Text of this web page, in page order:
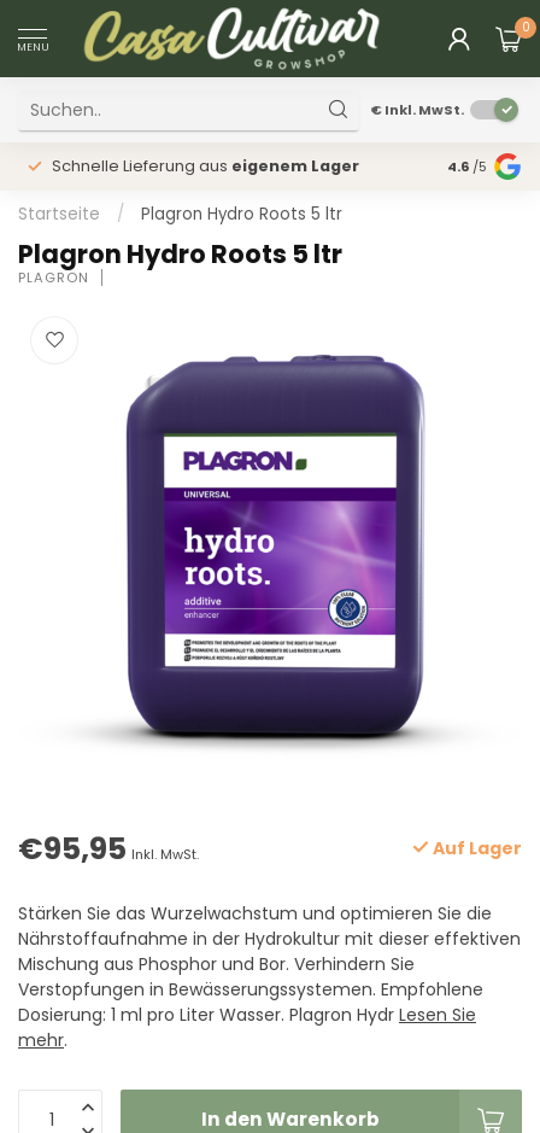
MENU
0
€Inkl. MwSt.
Schnelle Lieferung aus eigenem Lager Physischer
4.6 /5
Startseite / Plagron Hydro Roots 5 ltr
Plagron Hydro Roots 5 ltr
PLAGRON
€95,95 Inkl. MwSt. Auf Lager
Stärken Sie das Wurzelwachstum und optimieren Sie die
Nährstoffaufnahme in der Hydrokultur mit dieser effektiven
Mischung aus Phosphor und Bor. Verhindern Sie
Verstopfungen in Bewässerungssystemen. Empfohlene
Dosierung: 1 ml pro Liter Wasser. Plagron Hydr Lesen Sie
mehr.
In den Warenkorb